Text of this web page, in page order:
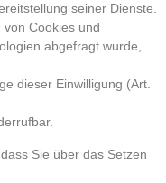
seiner Dienste.
Cookies und
abgefragt wurde,
dieser Einwilligung (Art.
Sie über das Setzen